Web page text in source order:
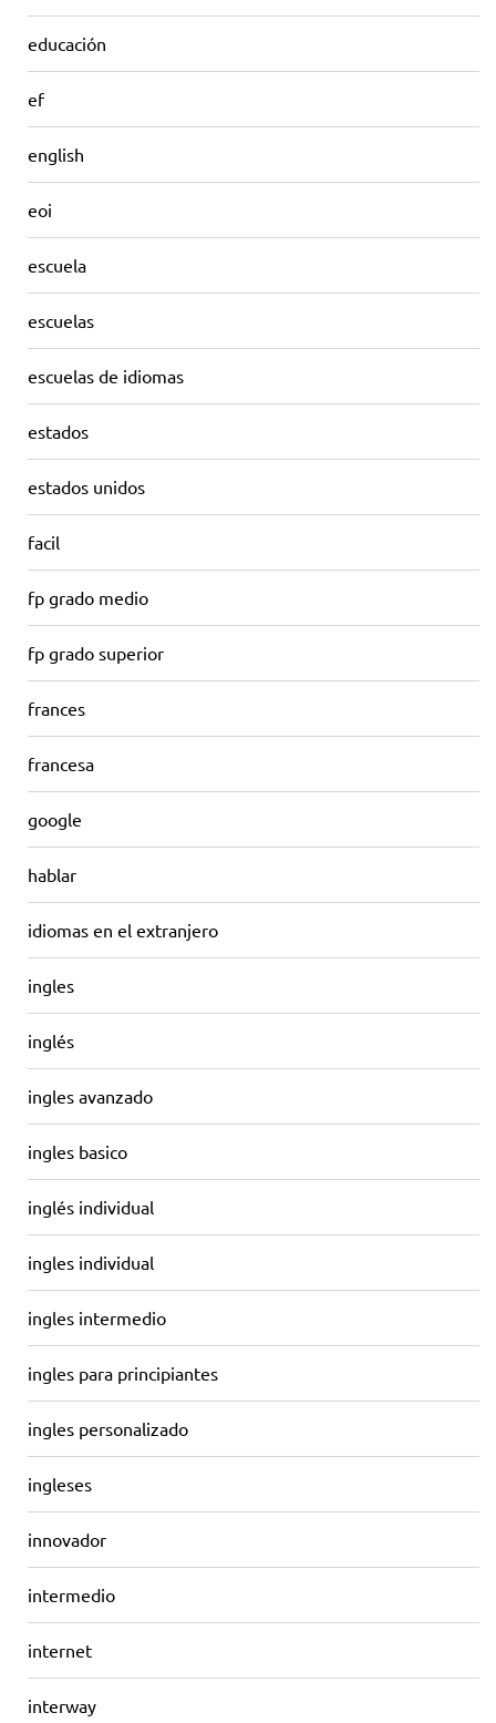
educación
ef
english
eoi
escuela
escuelas
escuelas de idiomas
estados
estados unidos
facil
fp grado medio
fp grado superior
frances
francesa
google
hablar
idiomas en el extranjero
ingles
inglés
ingles avanzado
ingles basico
inglés individual
ingles individual
ingles intermedio
ingles para principiantes
ingles personalizado
ingleses
innovador
intermedio
internet
interway